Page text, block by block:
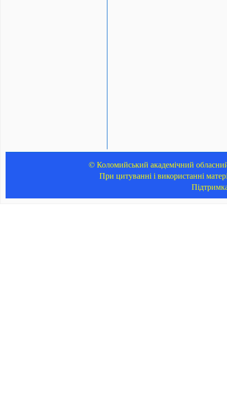
© Коломийський академічний
При цитуванні і використанні